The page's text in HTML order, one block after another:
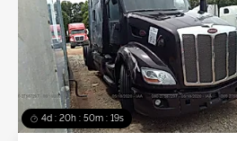
4d : 20h : 50m : 19s